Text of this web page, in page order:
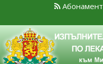
Абонамент